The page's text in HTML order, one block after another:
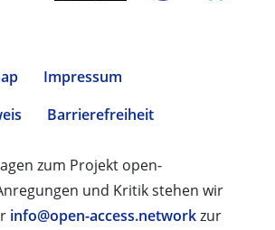
Impressum
Barrierefreiheit
zum Projekt open-
und Kritik stehen wir
info@open-access.networkzur